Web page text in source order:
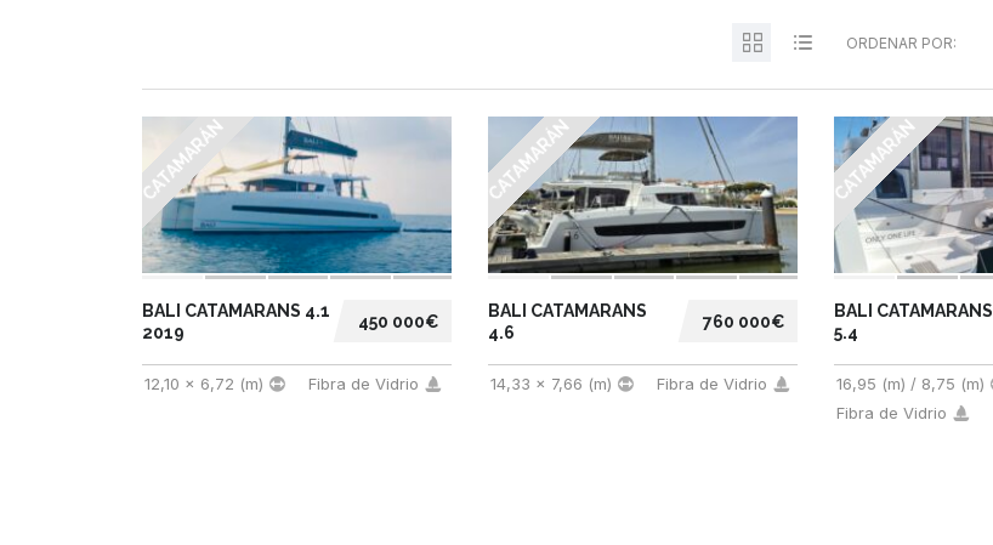
ORDENAR POR:
CATAMARÁN
450 000€
BALI CATAMARANS 4.1
2019
12,10 x 6,72 (m) Fibra de Vidrio
CATAMARÁN
760 000€
BALI CATAMARANS
4.6
14,33 x 7,66 (m) Fibra de Vidrio
CATAMARÁN
BALI CATAMARANS
5.4
16,95 (m) / 8,75 (m)
Fibra de Vidrio